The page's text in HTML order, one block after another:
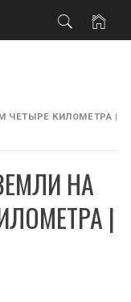
ЧЕТЫРЕ КИЛОМЕТРА |
НА
|